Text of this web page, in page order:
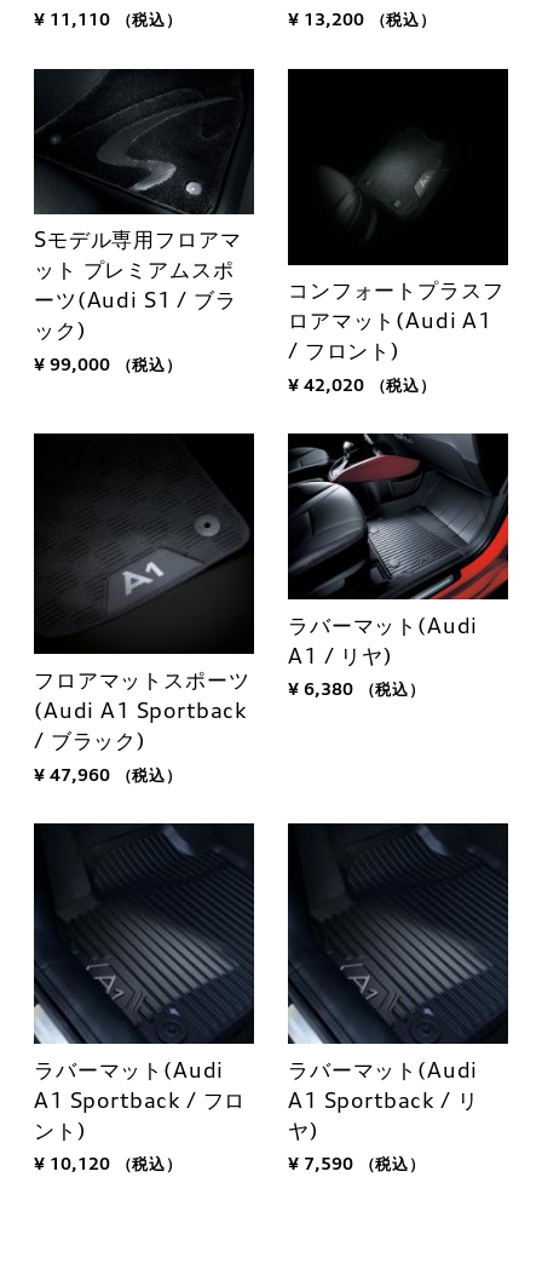
¥ 11,110 （税込） ¥ 13,200 （税込）
Sモデル専用フロアマ
ット プレミアムスポ
ーツ(Audi S1 / ブラ
ック)
¥ 99,000 （税込）
コンフォートプラスフ
ロアマット(Audi A1
/ フロント)
¥ 42,020 （税込）
フロアマットスポーツ
(Audi A1 Sportback
/ ブラック)
¥ 47,960 （税込）
ラバーマット(Audi
A1 / リヤ)
¥ 6,380 （税込）
ラバーマット(Audi
A1 Sportback / フロ
ント)
¥ 10,120 （税込）
ラバーマット(Audi
A1 Sportback / リ
ヤ)
¥ 7,590 （税込）